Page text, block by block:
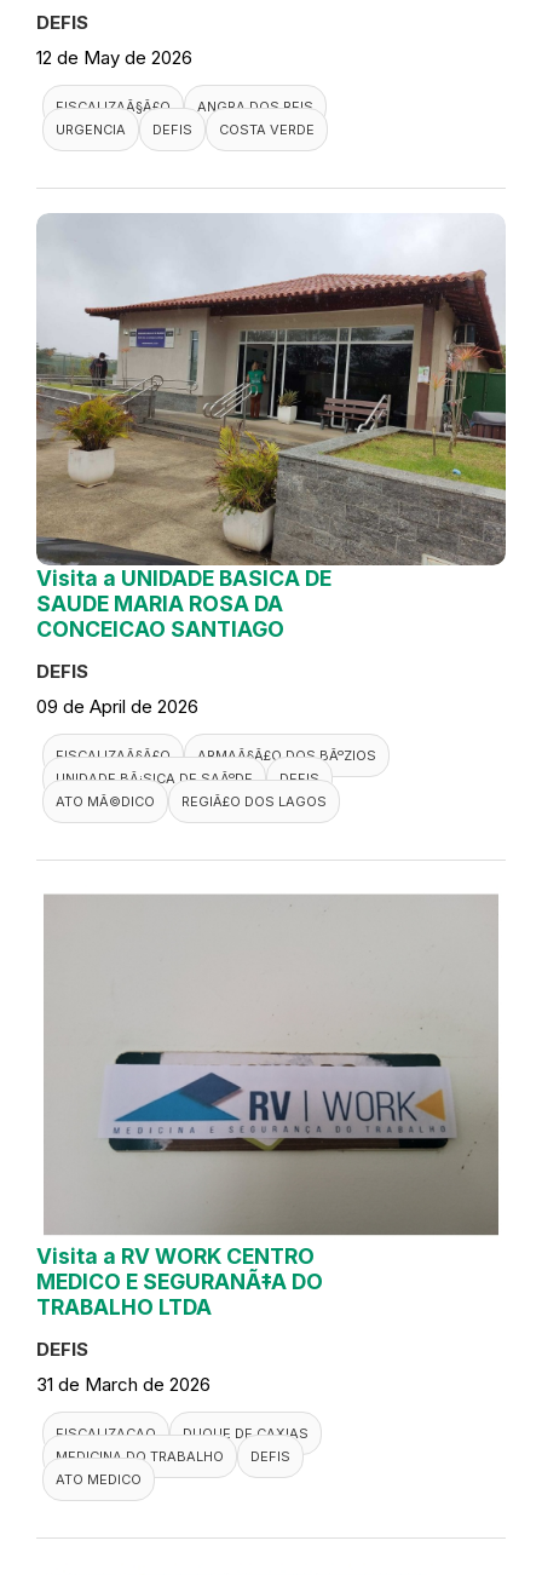
DEFIS
12 de May de 2026
FISCALIZAÃ§Ã£O
ANGRA DOS REIS
URGENCIA
DEFIS COSTA VERDE
Visita a UNIDADE BASICA DE
SAUDE MARIA ROSA DA
CONCEICAO SANTIAGO
DEFIS
09 de April de 2026
FISCALIZAÃ§Ã£O
ARMAÃ§Ã£O DOS BÃºZIOS
UNIDADE BÃ¡SICA DE SAÃºDE
DEFIS
ATO MÃ©DICO
REGIÃ£O DOS LAGOS
Visita a RV WORK CENTRO
MEDICO E SEGURANÃ‡A DO
TRABALHO LTDA
DEFIS
31 de March de 2026
FISCALIZACAO
DUQUE DE CAXIAS
MEDICINA DO TRABALHO
DEFIS
ATO MEDICO